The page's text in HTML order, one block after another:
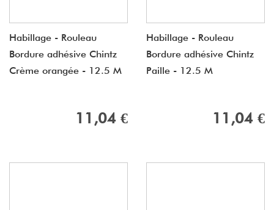
Habillage - Rouleau
Bordure adhésive Chintz
Crème orangée - 12.5 M
11,04 €
Habillage - Rouleau
Bordure adhésive Chintz
Paille - 12.5 M
11,04 €